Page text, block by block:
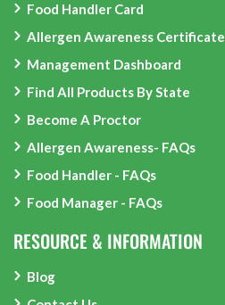
Food Handler Card
Allergen Awareness Certificate
Management Dashboard
Find All Products By State
Become A Proctor
Allergen Awareness- FAQs
Food Handler - FAQs
Food Manager - FAQs
RESOURCE & INFORMATION
Blog